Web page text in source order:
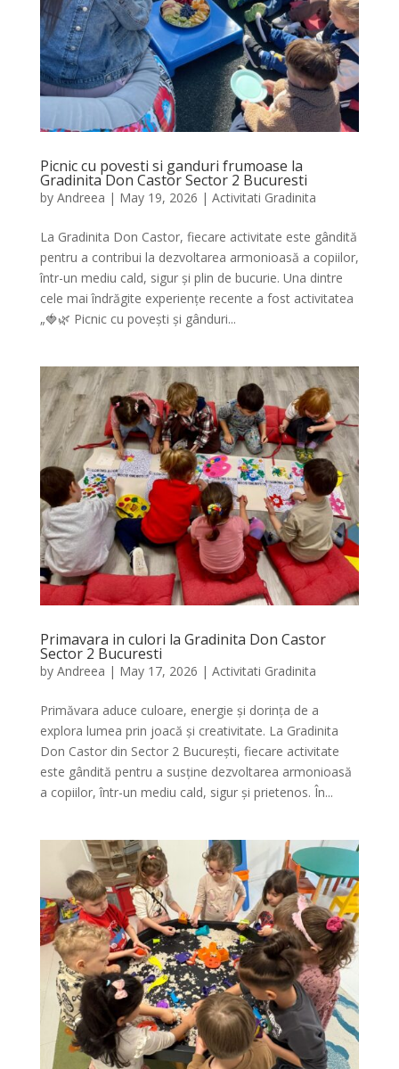
Picnic cu povesti si ganduri frumoase la
Gradinita Don Castor Sector 2 Bucuresti
by Andreea | May 19, 2026 | Activitati Gradinita
La Gradinita Don Castor, fiecare activitate este gândită
pentru a contribui la dezvoltarea armonioasă a copiilor,
într-un mediu cald, sigur și plin de bucurie. Una dintre
cele mai îndrăgite experiențe recente a fost activitatea
„🍓🌿 Picnic cu povești și gânduri...
Primavara in culori la Gradinita Don Castor
Sector 2 Bucuresti
by Andreea | May 17, 2026 | Activitati Gradinita
Primăvara aduce culoare, energie și dorința de a
explora lumea prin joacă și creativitate. La Gradinita
Don Castor din Sector 2 București, fiecare activitate
este gândită pentru a susține dezvoltarea armonioasă
a copiilor, într-un mediu cald, sigur și prietenos. În...